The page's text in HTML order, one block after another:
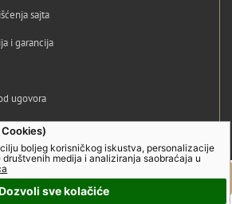
boljeg korisničkog iskustva, personalizacije
medija i analiziranja saobraćaja u
sve kolačiće
sajta
i garancija
ugovora